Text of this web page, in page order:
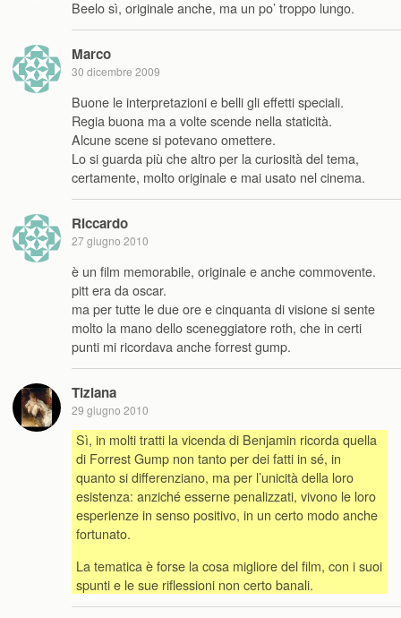
Beelo sì, originale anche, ma un po’ troppo lungo.
Marco
30 dicembre 2009
Buone le interpretazioni e belli gli effetti speciali.
Regia buona ma a volte scende nella staticità.
Alcune scene si potevano omettere.
Lo si guarda più che altro per la curiosità del tema,
certamente, molto originale e mai usato nel cinema.
Riccardo
27 giugno 2010
è un film memorabile, originale e anche commovente.
pitt era da oscar.
ma per tutte le due ore e cinquanta di visione si sente
molto la mano dello sceneggiatore roth, che in certi
punti mi ricordava anche forrest gump.
Tiziana
29 giugno 2010
Sì, in molti tratti la vicenda di Benjamin ricorda quella
di Forrest Gump non tanto per dei fatti in sé, in
quanto si differenziano, ma per l’unicità della loro
esistenza: anziché esserne penalizzati, vivono le loro
esperienze in senso positivo, in un certo modo anche
fortunato.
La tematica è forse la cosa migliore del film, con i suoi
spunti e le sue riflessioni non certo banali.